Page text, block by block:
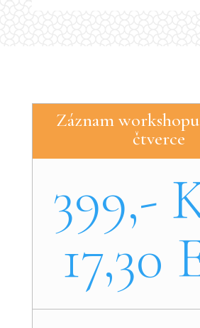
Záznam
čtverce
399,-
17,30